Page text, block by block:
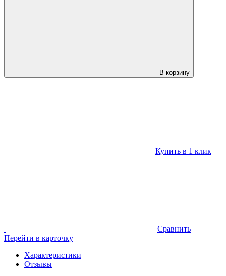
В корзину
Купить в 1 клик
Сравнить
Перейти в карточку
Характеристики
Отзывы